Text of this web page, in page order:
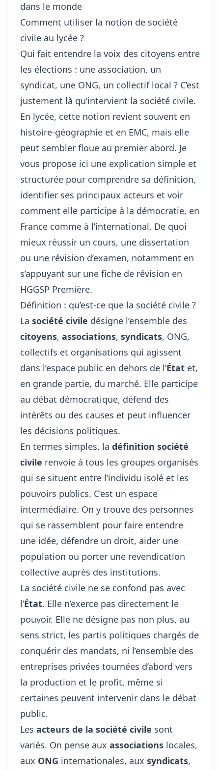
dans le monde
Comment utiliser la notion de société
civile au lycée ?
Qui fait entendre la voix des citoyens entre
les élections : une association, un
syndicat, une ONG, un collectif local ? C’est
justement là qu’intervient la société civile.
En lycée, cette notion revient souvent en
histoire-géographie et en EMC, mais elle
peut sembler floue au premier abord. Je
vous propose ici une explication simple et
structurée pour comprendre sa définition,
identifier ses principaux acteurs et voir
comment elle participe à la démocratie, en
France comme à l’international. De quoi
mieux réussir un cours, une dissertation
ou une révision d’examen, notamment en
s’appuyant sur une fiche de révision en
HGGSP Première.
Définition : qu’est-ce que la société civile ?
La société civile désigne l’ensemble des
citoyens, associations, syndicats, ONG,
collectifs et organisations qui agissent
dans l’espace public en dehors de l’État et,
en grande partie, du marché. Elle participe
au débat démocratique, défend des
intérêts ou des causes et peut influencer
les décisions politiques.
En termes simples, la définition société
civile renvoie à tous les groupes organisés
qui se situent entre l’individu isolé et les
pouvoirs publics. C’est un espace
intermédiaire. On y trouve des personnes
qui se rassemblent pour faire entendre
une idée, défendre un droit, aider une
population ou porter une revendication
collective auprès des institutions.
La société civile ne se confond pas avec
l’État. Elle n’exerce pas directement le
pouvoir. Elle ne désigne pas non plus, au
sens strict, les partis politiques chargés de
conquérir des mandats, ni l’ensemble des
entreprises privées tournées d’abord vers
la production et le profit, même si
certaines peuvent intervenir dans le débat
public.
Les acteurs de la société civile sont
variés. On pense aux associations locales,
aux ONG internationales, aux syndicats,